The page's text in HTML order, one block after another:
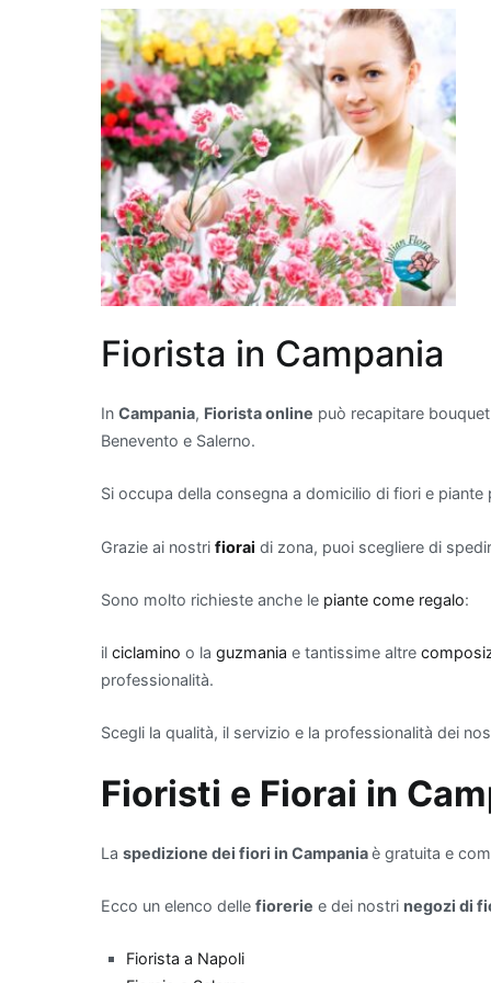
Fiorista in Campania
In Campania, Fiorista online può recapitare
Benevento e Salerno.
Si occupa della consegna a domicilio di fiori e piante
Grazie ai nostri fiorai di zona, puoi scegliere di
Sono molto richieste anche le piante come regalo:
il ciclamino o la guzmania e tantissime altre
professionalità.
Scegli la qualità, il servizio e la professionalità dei
Fioristi e Fiorai in
La spedizione dei fiori in Campaniaè gratuita e
Ecco un elenco delle fiorerie e dei nostri negozi di
Fiorista a Napoli
24/11/2025
Piante
Quando si tratta di
che purificano l'aria
aggiungono un tocco
anche a migliorare la
come formaldeide,
ossigeno. Tra le più
piante che
Quali piante
appartamento,
efficaci, troviamo la
sostanze come
eleganza con il suo
modo efficace è il
tricloroetilene. Per
interno. Infine, il